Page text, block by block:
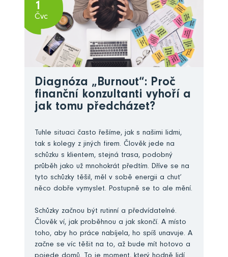
1
Čvc
Diagnóza „Burnout“: Proč
finanční konzultanti vyhoří a
jak tomu předcházet?
Tuhle situaci často řešíme, jak s našimi lidmi,
tak s kolegy z jiných firem. Člověk jede na
schůzku s klientem, stejná trasa, podobný
průběh jako už mnohokrát předtím. Dříve se na
tyto schůzky těšil, měl v sobě energii a chuť
něco dobře vymyslet. Postupně se to ale mění.
Schůzky začnou být rutinní a předvídatelné.
Člověk ví, jak proběhnou a jak skončí. A místo
toho, aby ho práce nabíjela, ho spíš unavuje. A
začne se víc těšit na to, až bude mít hotovo a